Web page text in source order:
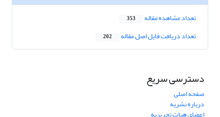
تعداد مشاهده مقاله 353
تعداد دریافت فایل اصل مقاله 202
دسترسی سریع
صفحه اصلی
درباره نشریه